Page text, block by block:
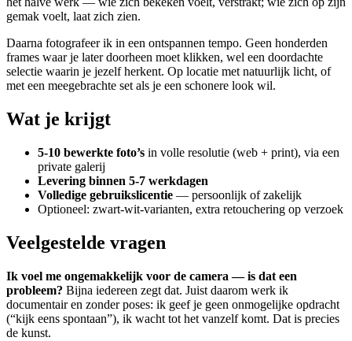
gemak voelt, laat zich zien.
Daarna fotografeer ik in een ontspannen tempo. Geen honderden
frames waar je later doorheen moet klikken, wel een doordachte
selectie waarin je jezelf herkent. Op locatie met natuurlijk licht, of
met een meegebrachte set als je een schonere look wil.
Wat je krijgt
5-10 bewerkte foto’s in volle resolutie (web + print), via een
private galerij
Levering binnen 5-7 werkdagen
Volledige gebruikslicentie — persoonlijk of zakelijk
Optioneel: zwart-wit-varianten, extra retouchering op verzoek
Veelgestelde vragen
Ik voel me ongemakkelijk voor de camera — is dat een
probleem? Bijna iedereen zegt dat. Juist daarom werk ik
documentair en zonder poses: ik geef je geen onmogelijke opdracht
(“kijk eens spontaan”), ik wacht tot het vanzelf komt. Dat is precies
de kunst.